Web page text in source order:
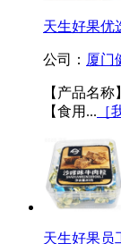
天生好果优
公司： 厦门
【产品名
【食用... ［
天生好果员